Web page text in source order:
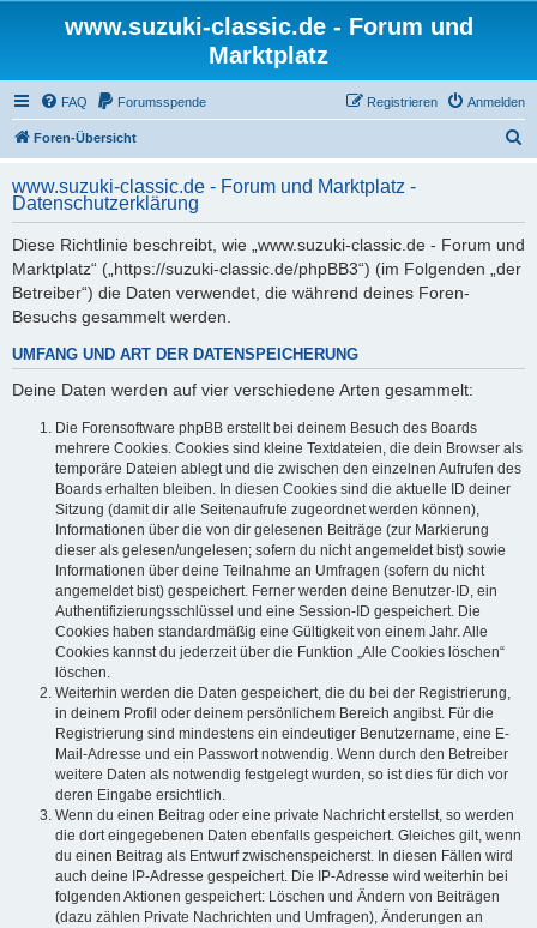
www.suzuki-classic.de - Forum und
Marktplatz
FAQ Forumsspende Anmelden
Registrieren
Foren-Übersicht
h
www.suzuki-classic.de - Forum und Marktplatz -
Datenschutzerklärung
Diese Richtlinie beschreibt, wie „www.suzuki-classic.de - Forum und
Marktplatz“ („https://suzuki-classic.de/phpBB3“) (im Folgenden „der
Betreiber“) die Daten verwendet, die während deines Foren-
Besuchs gesammelt werden.
UMFANG UND ART DER DATENSPEICHERUNG
Deine Daten werden auf vier verschiedene Arten gesammelt:
Die Forensoftware phpBB erstellt bei deinem Besuch des Boards
mehrere Cookies. Cookies sind kleine Textdateien, die dein Browser als
temporäre Dateien ablegt und die zwischen den einzelnen Aufrufen des
Boards erhalten bleiben. In diesen Cookies sind die aktuelle ID deiner
Sitzung (damit dir alle Seitenaufrufe zugeordnet werden können),
Informationen über die von dir gelesenen Beiträge (zur Markierung
dieser als gelesen/ungelesen; sofern du nicht angemeldet bist) sowie
Informationen über deine Teilnahme an Umfragen (sofern du nicht
angemeldet bist) gespeichert. Ferner werden deine Benutzer-ID, ein
Authentifizierungsschlüssel und eine Session-ID gespeichert. Die
Cookies haben standardmäßig eine Gültigkeit von einem Jahr. Alle
Cookies kannst du jederzeit über die Funktion „Alle Cookies löschen“
löschen.
Weiterhin werden die Daten gespeichert, die du bei der Registrierung,
in deinem Profil oder deinem persönlichem Bereich angibst. Für die
Registrierung sind mindestens ein eindeutiger Benutzername, eine E-
Mail-Adresse und ein Passwort notwendig. Wenn durch den Betreiber
weitere Daten als notwendig festgelegt wurden, so ist dies für dich vor
deren Eingabe ersichtlich.
Wenn du einen Beitrag oder eine private Nachricht erstellst, so werden
die dort eingegebenen Daten ebenfalls gespeichert. Gleiches gilt, wenn
du einen Beitrag als Entwurf zwischenspeicherst. In diesen Fällen wird
auch deine IP-Adresse gespeichert. Die IP-Adresse wird weiterhin bei
folgenden Aktionen gespeichert: Löschen und Ändern von Beiträgen
(dazu zählen Private Nachrichten und Umfragen), Änderungen an